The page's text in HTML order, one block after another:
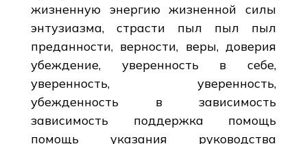
жизненную энергию жизненной силы
энтузиазма, страсти пыл пыл пыл
преданности, верности, веры, доверия
убеждение, уверенность в себе,
уверенность, уверенность,
убежденность в зависимость
зависимость поддержка помощь
помощь указания руководства